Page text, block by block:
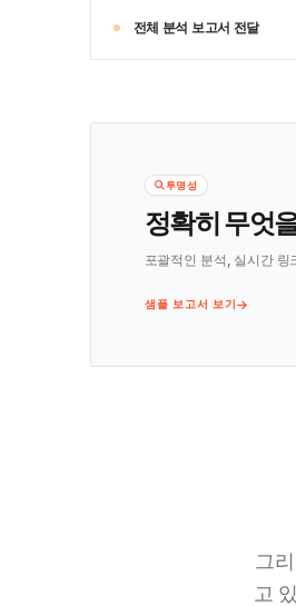
전체 분석 보고서 전달
투명성
정확히 무엇
포괄적인 분석, 실시간 링
샘플 보고서 보기
그
고